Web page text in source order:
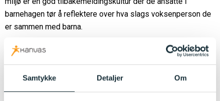
Samtykke Detaljer Om
barnehagen tør å reflektere over hva slags voksenperson de
er sammen med barna.
– Når du jobber i barnehage er det ikke en privatsak hvordan
venne oss til å bli observert og at refleksjon over egne